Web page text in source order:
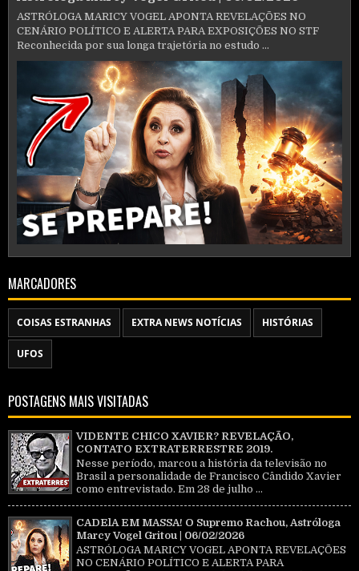
ASTRÓLOGA MARICY VOGEL APONTA REVELAÇÕES NO
CENÁRIO POLÍTICO E ALERTA PARA EXPOSIÇÕES NO STF
Reconhecida por sua longa trajetória no estudo ...
MARCADORES
COISAS ESTRANHAS EXTRA NEWS NOTÍCIAS HISTÓRIAS
UFOS
POSTAGENS MAIS VISITADAS
VIDENTE CHICO XAVIER? REVELAÇÃO,
CONTATO EXTRATERRESTRE 2019.
Nesse período, marcou a história da televisão no
Brasil a personalidade de Francisco Cândido Xavier
como entrevistado. Em 28 de julho ...
CADElA EM MASSA! O Supremo Rachou, Astróloga
Marcy Vogel Gritou | 06/02/2026
ASTRÓLOGA MARICY VOGEL APONTA REVELAÇÕES
NO CENÁRIO POLÍTICO E ALERTA PARA